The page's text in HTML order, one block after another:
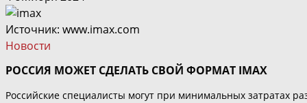
Источник: www.imax.com
Новости
РОССИЯ МОЖЕТ СДЕЛАТЬ СВОЙ ФОРМАТ IMAX
Российские специалисты могут при минимальных затратах